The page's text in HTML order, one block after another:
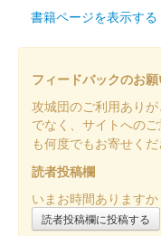
会津若松城
合戦in福知山版
販売終了
100枚限定
鶴ヶ城（会
書籍ページを表示する
フィードバックのお
攻城団のご利用あり
でなく、サイトへの
も何度でもお寄せくだ
読者投稿欄
いまお時間あります
読者投稿欄に投稿する